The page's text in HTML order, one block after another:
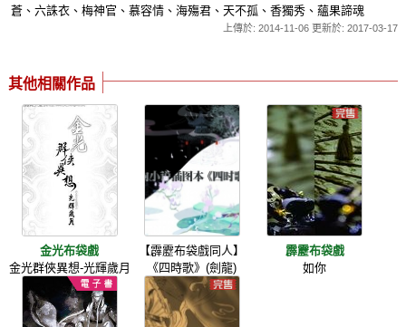
蒼、六誅衣、梅神官、慕容情、海殤君、天不孤、香獨秀、蘊果諦魂
上傳於: 2014-11-06 更新於: 2017-03-17
其他相關作品
金光布袋戲
金光群俠異想-光輝歲月
【霹靂布袋戲同人】
《四時歌》(劍龍)
霹靂布袋戲
如你